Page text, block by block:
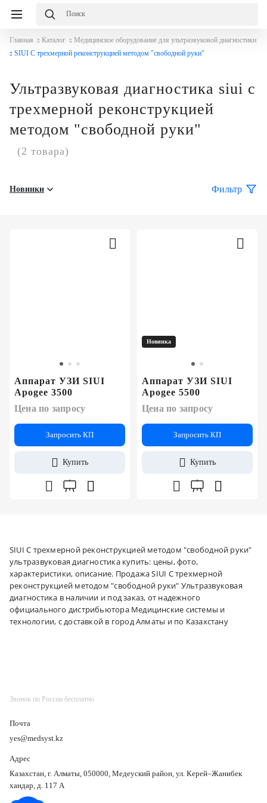
Главная Каталог
Медицинское оборудование для ультразвуковой диагностики
SIUI С трехмерной реконструкцией методом "свободной руки"
Ультразвуковая диагностика siui с
трехмерной реконструкцией
методом "свободной руки"
(2 товара)
Новинки Фильтр
Аппарат УЗИ SIUI
Apogee 3500
Цена по запросу
Запросить КП
Купить
Новинка
Аппарат УЗИ SIUI
Apogee 5500
Цена по запросу
Запросить КП
Купить
SIUI С трехмерной реконструкцией методом "свободной руки"
ультразвуковая диагностика купить: цены, фото,
характеристики, описание. Продажа SIUI С трехмерной
реконструкцией методом "свободной руки" Ультразвуковая
диагностика в наличии и под заказ, от надежного
официального дистрибьютора Медицинские системы и
технологии, с доставкой в город Алматы и по Казахстану
Звонок по России бесплатно
Почта
yes@medsyst.kz
Адрес
Казахстан, г. Алматы, 050000, Медеуский район, ул. Керей–Жанибек
хандар, д. 117 А